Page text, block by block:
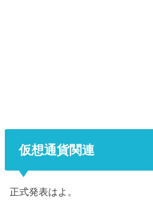
仮想通貨関連
正式発表はよ。